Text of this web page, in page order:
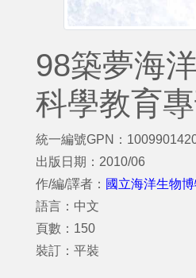
98築夢海
科學教育專
統一編號GPN：
出版日期：2010/06
作/編/譯者： 國立海洋生物
語言：中文
頁數：150
裝訂：平裝